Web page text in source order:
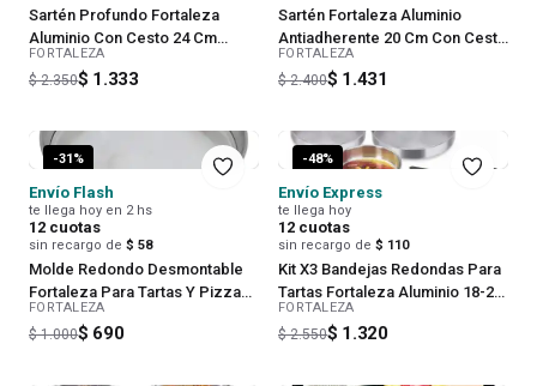
Sartén Profundo Fortaleza
Aluminio Con Cesto 24 Cm
Negro
FORTALEZA
$ 2.350$ 1.333
Sartén Fortaleza Aluminio
Antiadherente 20 Cm Con Cesta
Negro
FORTALEZA
$ 2.400$ 1.431
-31%
Envío Flash
te llega hoy en 2 hs
12 cuotas
sin recargo de $ 58
Molde Redondo Desmontable
Fortaleza Para Tartas Y Pizza
30 Cm
FORTALEZA
$ 1.000$ 690
-48%
Envío Express
te llega hoy
12 cuotas
sin recargo de $ 110
Kit X3 Bandejas Redondas Para
Tartas Fortaleza Aluminio 18-24-
30 Cm
FORTALEZA
$ 2.550$ 1.320